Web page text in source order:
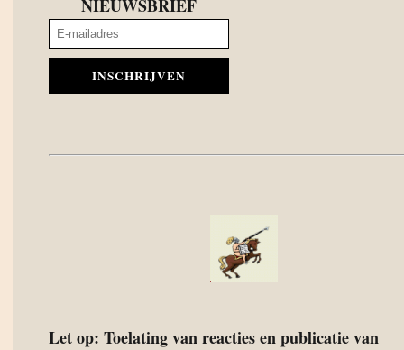
NIEUWSBRIEF
INSCHRIJVEN
Let op: Toelating van reacties en publicatie van